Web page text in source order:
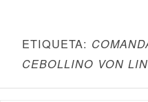
ETIQUETA:
CEBOLLINO VON